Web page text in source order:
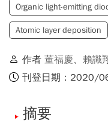
Organic light-emitting
Atomic layer deposition
作者 董福慶、 賴識
刊登日期：2020/
摘要